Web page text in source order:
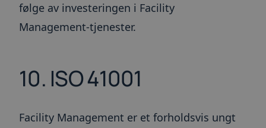
følge av investeringen i Facility
Management-tjenester.
10. ISO 41001
Facility Management er et forholdsvis ungt